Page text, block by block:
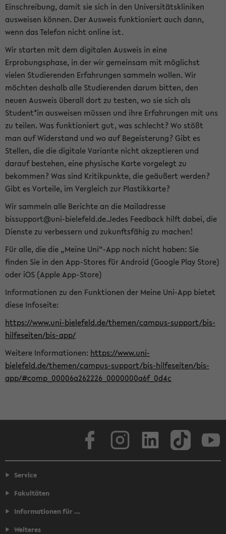
Einschreibung, damit sie sich in den Universitätskliniken
ausweisen können. Der Ausweis funktioniert auch dann,
wenn das Telefon nicht online ist.
Wir starten mit dem digitalen Ausweis in eine
Erprobungsphase, in der wir gemeinsam mit möglichst
vielen Studierenden Erfahrungen sammeln wollen. Wir
möchten deshalb alle Studierenden darum bitten, den
neuen Ausweis überall dort zu testen, wo sie sich als
Student*in ausweisen müssen und ihre Erfahrungen mit uns
zu teilen. Was funktioniert gut, was schlecht? Wo stößt
man auf Widerstand und wo auf Begeisterung? Gibt es
Stellen, die die digitale Variante nicht akzeptieren und
darauf bestehen, eine physische Karte vorgelegt zu
bekommen? Was sind Kritikpunkte, die geäußert werden?
Gibt es Vorteile, im Vergleich zur Plastikkarte?
Wir sammeln alle Berichte an die Mailadresse
bissupport@uni-bielefeld.de.Jedes Feedback hilft dabei, die
Dienste zu verbessern und zukunftsfähig zu machen!
Für alle, die die „Meine Uni“-App noch nicht haben: Sie
finden Sie in den App-Stores für Android (Google Play Store)
oder iOS (Apple App-Store)
Informationen zu den Funktionen der Meine Uni-App bietet
diese Infoseite:
https://www.uni-bielefeld.de/themen/campus-support/bis-
hilfeseiten/bis-app/
Weitere Informationen: https://www.uni-
bielefeld.de/themen/campus-support/bis-hilfeseiten/bis-
app/#comp_00006a262226_0000000a6f_0d4c
Service
Fakultäten
Informationen für ...
Weiteres